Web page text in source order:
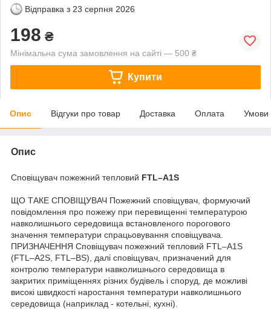
Відправка з 23 серпня 2026
198 ₴
Мінімальна сума замовлення на сайті — 500 ₴
Купити
Опис Відгуки про товар Доставка Оплата Умови
Опис
Сповіщувач пожежний тепловий FTL–A1S
ЩО ТАКЕ СПОВІЩУВАЧ Пожежний сповіщувач, формуючий
повідомлення про пожежу при перевищенні температурою
навколишнього середовища встановленого порогового
значення температури спрацьовування сповіщувача.
ПРИЗНАЧЕННЯ Сповіщувач пожежний тепловий FTL–A1S
(FTL–A2S, FTL–BS), далі сповіщувач, призначений для
контролю температури навколишнього середовища в
закритих приміщеннях різних будівель і споруд, де можливі
високі швидкості наростання температури навколишнього
середовища (наприклад - котельні, кухні).